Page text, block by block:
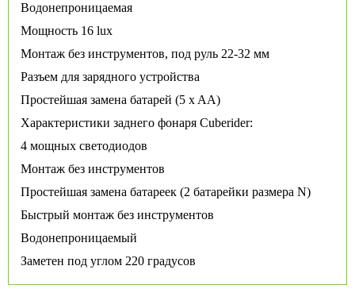
Водонепроницаемая
Мощность 16 lux
Монтаж без инструментов, под руль 22-32 мм
Разъем для зарядного устройства
Простейшая замена батарей (5 x AA)
Характеристики заднего фонаря Cuberider:
4 мощных светодиодов
Монтаж без инструментов
Простейшая замена батареек (2 батарейки размера N)
Быстрый монтаж без инструментов
Водонепроницаемый
Заметен под углом 220 градусов